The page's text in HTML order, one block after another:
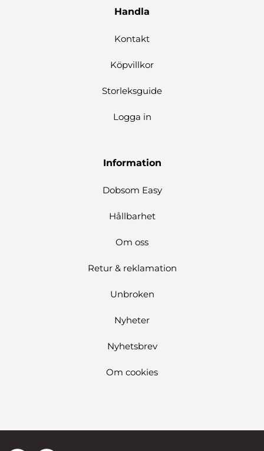
Handla
Kontakt
Köpvillkor
Storleksguide
Logga in
Information
Dobsom Easy
Hållbarhet
Om oss
Retur & reklamation
Unbroken
Nyheter
Nyhetsbrev
Om cookies